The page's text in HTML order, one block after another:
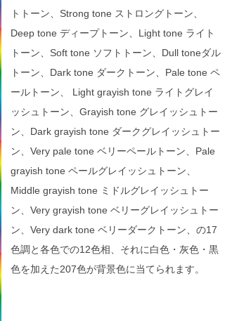
トトーン、Strong tone ストロングトーン、
Deep tone ディープトーン、Light tone ライト
トーン、Soft tone ソフトトーン、Dull toneダル
トーン、Dark tone ダークトーン、Pale tone ペ
ールトーン、 Light grayish tone ライトグレイ
ッシュトーン、Grayish tone グレイッシュトー
ン、Dark grayish tone ダークグレイッシュトー
ン、Very pale tone ベリーペールトーン、Pale
grayish tone ペールグレイッシュトーン、
Middle grayish tone ミドルグレイッシュトー
ン、Very grayish tone ベリーグレイッシュトー
ン、Very dark tone ベリーダークトーン、の17
色調と各色での12色相、それに白色・灰色・黒
色を加えた207色が背景色に当てられます。